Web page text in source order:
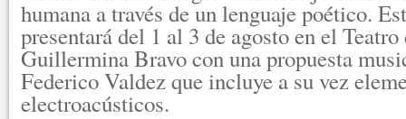
humana a través de un lenguaje poético.
presentará del 1 al 3 de agosto en el
Guillermina Bravo con una propuesta
Federico Valdez que incluye a su vez
electroacústicos.